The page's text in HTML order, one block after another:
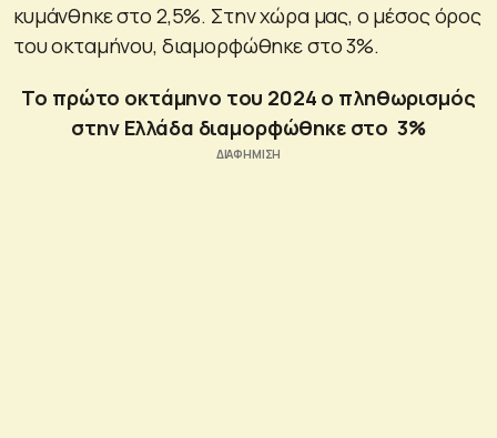
κυμάνθηκε στο 2,5%. Στην χώρα μας, ο μέσος όρος
του οκταμήνου, διαμορφώθηκε στο 3%.
Το πρώτο οκτάμηνο του 2024 ο πληθωρισμός
στην Ελλάδα διαμορφώθηκε στο 3%